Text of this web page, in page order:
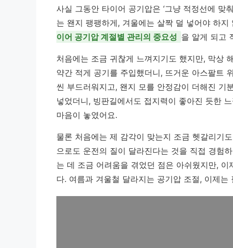
사실 그동안 타이어 공기압은 ‘그냥 적정선에 맞
는 왠지 팽팽하게, 겨울에는 살짝 덜 넣어야 하
이어 공기압 계절별 관리의 중요성 을 알게 되고
처음에는 조금 귀찮게 느껴지기도 했지만, 막상
약간 적게 공기를 주입했더니, 뜨거운 아스팔트
씬 부드러워지고, 왠지 모를 안정감이 더해진 기
넣었더니, 빙판길에서도 접지력이 좋아진 듯한
마음이 놓였어요.
물론 처음에는 제 감각이 맞는지 조금 헷갈리기
으로도 운전의 질이 달라진다는 것을 직접 경험
는 데 조금 어려움을 겪었던 점은 아쉬웠지만,
다. 여름과 겨울철 달라지는 공기압 조절, 이제는